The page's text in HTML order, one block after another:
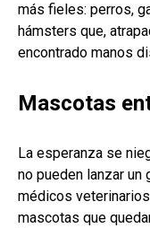
más fieles: perros,
hámsters que,
encontrado manos
Mascotas
La esperanza se
no pueden lanzar un
médicos
mascotas que